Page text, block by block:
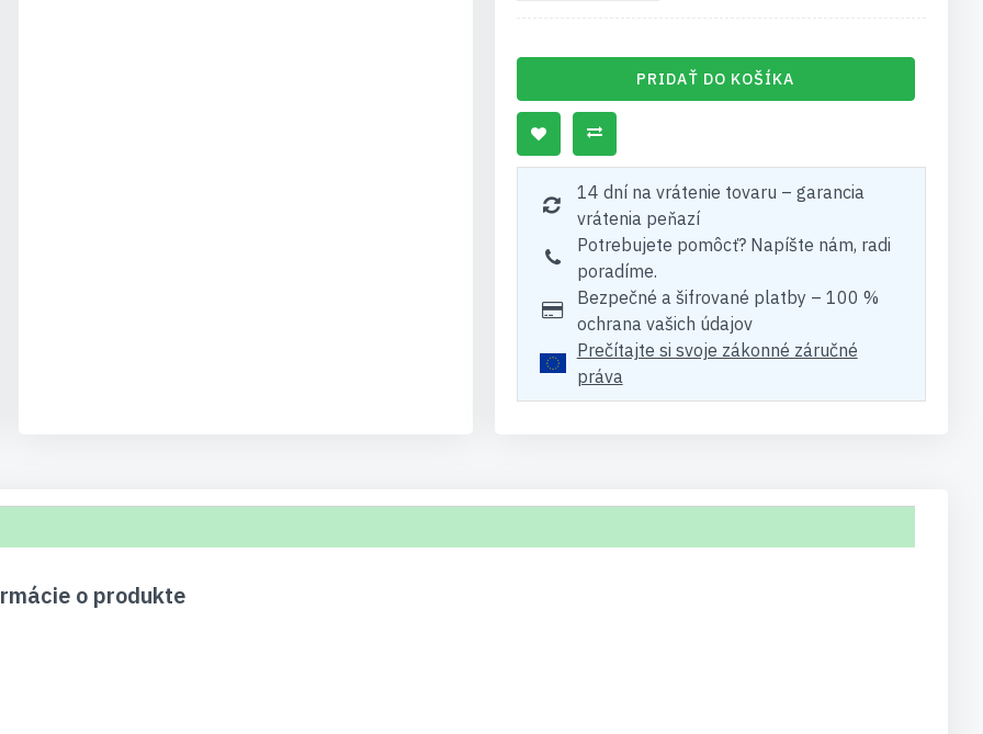
PRIDAŤ DO KOŠÍKA
14 dní na vrátenie tovaru – garancia
vrátenia peňazí
Potrebujete pomôcť? Napíšte nám, radi
poradíme.
Bezpečné a šifrované platby – 100 %
ochrana vašich údajov
Prečítajte si svoje zákonné záručné
práva
o produkte